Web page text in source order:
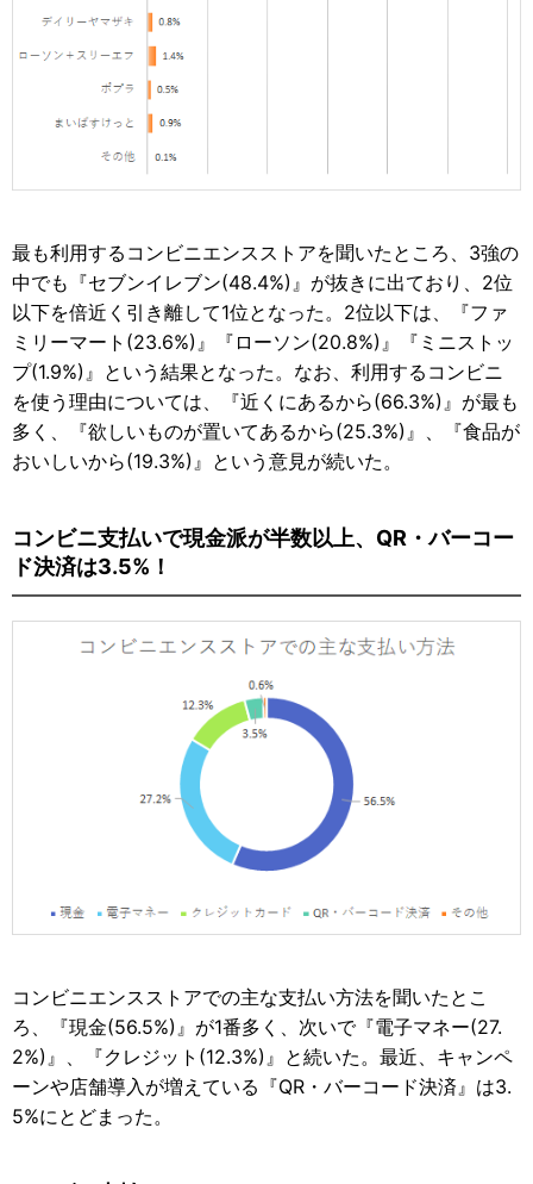
最も利用するコンビニエンスストアを聞いたところ、3強の
中でも『セブンイレブン(48.4%)』が抜きに出ており、2位
以下を倍近く引き離して1位となった。2位以下は、『ファ
ミリーマート(23.6%)』『ローソン(20.8%)』『ミニストッ
プ(1.9%)』という結果となった。なお、利用するコンビニ
を使う理由については、『近くにあるから(66.3%)』が最も
多く、『欲しいものが置いてあるから(25.3%)』、『食品が
おいしいから(19.3%)』という意見が続いた。
コンビニ支払いで現金派が半数以上、QR・バーコー
ド決済は3.5%！
コンビニエンスストアでの主な支払い方法を聞いたとこ
ろ、『現金(56.5%)』が1番多く、次いで『電子マネー(27.
2%)』、『クレジット(12.3%)』と続いた。最近、キャンペ
ーンや店舗導入が増えている『QR・バーコード決済』は3.
5%にとどまった。